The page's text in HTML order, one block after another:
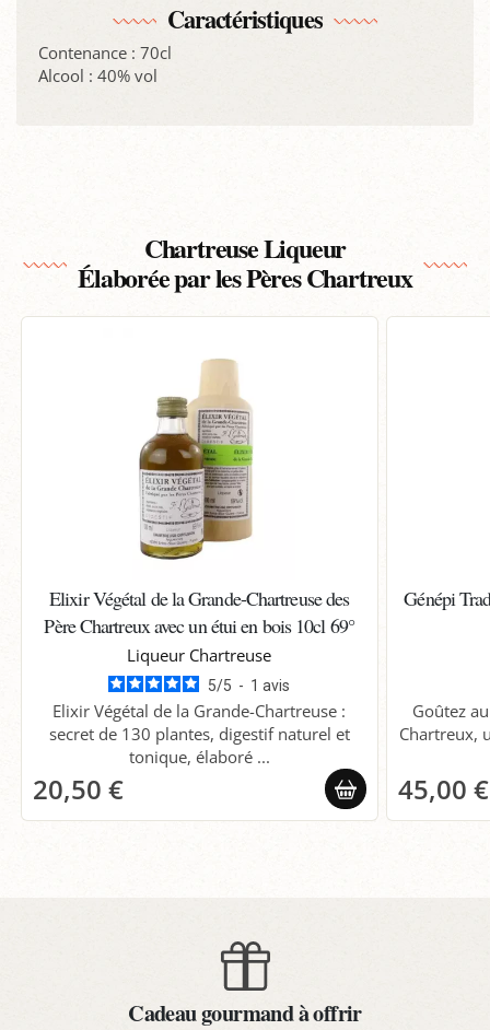
Caractéristiques
Contenance : 70cl
Alcool : 40% vol
Chartreuse Liqueur
Élaborée par les Pères Chartreux
Elixir Végétal de la Grande-Chartreuse des
Père Chartreux avec un étui en bois 10cl 69°
Liqueur Chartreuse
5/5 - 1avis
Elixir Végétal de la Grande-Chartreuse :
secret de 130 plantes, digestif naturel et
tonique, élaboré ...
20,50 €
Génépi
Goûtez
Chartreux,
45,00 €
Cadeau gourmand à offrir